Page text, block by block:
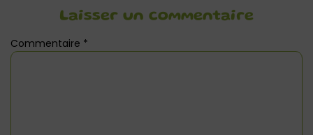
Laisser un commentaire
Commentaire *